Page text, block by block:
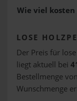
Wie viel
LOSE
Der Preis für
liegt aktuell bei
Bestellmenge
Wunschmenge